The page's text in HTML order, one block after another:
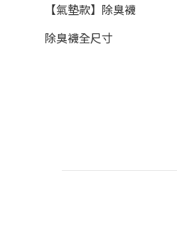
【氣墊款】除臭襪
除臭襪全尺寸